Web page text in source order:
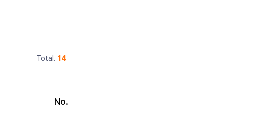
Total. 14
No.